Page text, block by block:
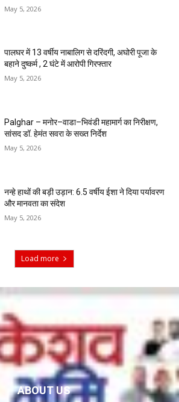
May 5, 2026
पालघर में 13 वर्षीय नाबालिग से दरिंदगी, अघोरी पूजा के
बहाने दुष्कर्म , 2 घंटे में आरोपी गिरफ्तार
May 5, 2026
Palghar – मनोर–वाडा–भिवंडी महामार्ग का निरीक्षण,
सांसद डॉ. हेमंत सवरा के सख्त निर्देश
May 5, 2026
नन्हे हाथों की बड़ी उड़ान: 6.5 वर्षीय ईशा ने दिया पर्यावरण
और मानवता का संदेश
May 5, 2026
Load more
ABOUT US